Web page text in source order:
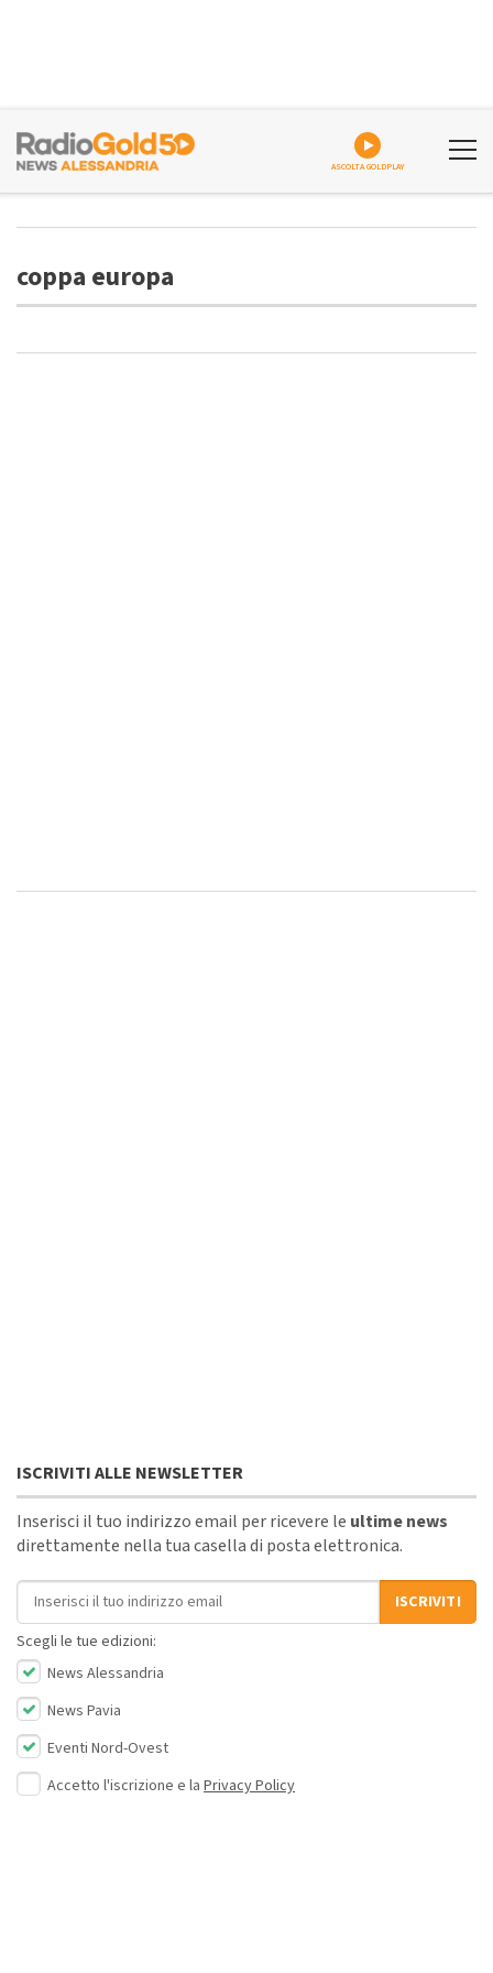
ASCOLTA GOLDPLAY
coppa europa
ISCRIVITI ALLE NEWSLETTER
Inserisci il tuo indirizzo email per ricevere le ultime news
direttamente nella tua casella di posta elettronica.
Indirizzo email
ISCRIVITI
Scegli le tue edizioni:
News Alessandria
News Pavia
Eventi Nord-Ovest
Accetto l'iscrizione e la Privacy Policy